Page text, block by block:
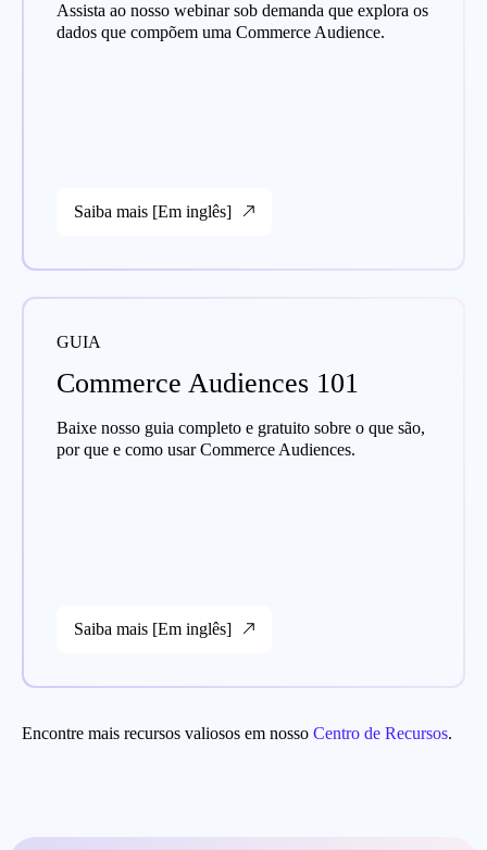
Assista ao nosso webinar sob demanda que explora os
dados que compõem uma Commerce Audience.
Saiba mais [Em inglês]
GUIA
Commerce Audiences 101
Baixe nosso guia completo e gratuito sobre o que são,
por que e como usar Commerce Audiences.
Saiba mais [Em inglês]
Encontre mais recursos valiosos em nosso Centro de Recursos.